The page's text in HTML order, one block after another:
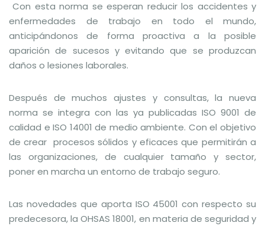
Con esta norma se esperan reducir los accidentes y
enfermedades de trabajo en todo el mundo,
anticipándonos de forma proactiva a la posible
aparición de sucesos y evitando que se produzcan
daños o lesiones laborales.
Después de muchos ajustes y consultas, la nueva
norma se integra con las ya publicadas ISO 9001 de
calidad e ISO 14001 de medio ambiente. Con el objetivo
de crear procesos sólidos y eficaces que permitirán a
las organizaciones, de cualquier tamaño y sector,
poner en marcha un entorno de trabajo seguro.
Las novedades que aporta ISO 45001 con respecto su
predecesora, la OHSAS 18001, en materia de seguridad y